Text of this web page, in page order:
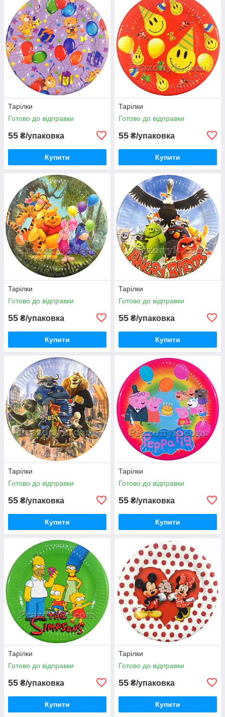
Тарілки
Готово до відправки
55 ₴/упаковка
Купити
Тарілки
Готово до відправки
55 ₴/упаковка
Купити
Тарілки
Готово до відправки
55 ₴/упаковка
Купити
Тарілки
Готово до відправки
55 ₴/упаковка
Купити
Тарілки
Готово до відправки
55 ₴/упаковка
Купити
Тарілки
Готово до відправки
55 ₴/упаковка
Купити
Тарілки
Готово до відправки
55 ₴/упаковка
Купити
Тарілки
Готово до відправки
55 ₴/упаковка
Купити